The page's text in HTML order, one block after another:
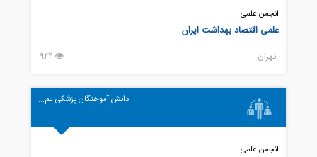
انجمن علمی
علمی اقتصاد بهداشت ایران
تهران 922
دانش آموختگان پزشکی عم...
انجمن علمی